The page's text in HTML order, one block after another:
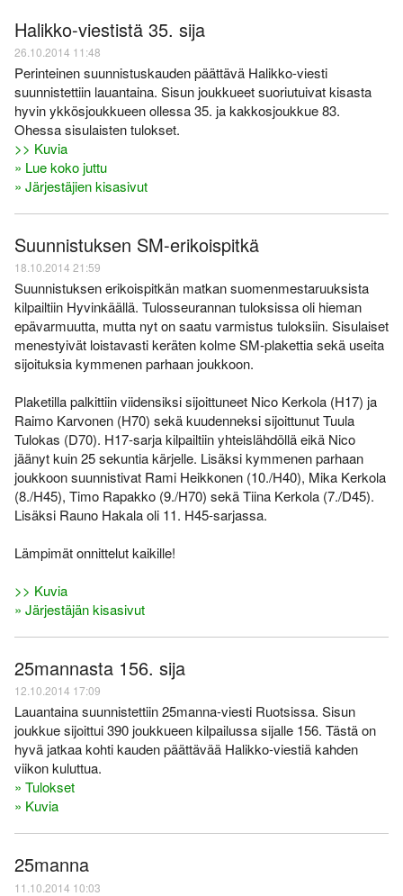
Halikko-viestistä 35. sija
26.10.2014 11:48
Perinteinen suunnistuskauden päättävä Halikko-viesti
suunnistettiin lauantaina. Sisun joukkueet suoriutuivat kisasta
hyvin ykkösjoukkueen ollessa 35. ja kakkosjoukkue 83.
Ohessa sisulaisten tulokset.
>> Kuvia
» Lue koko juttu
» Järjestäjien kisasivut
Suunnistuksen SM-erikoispitkä
18.10.2014 21:59
Suunnistuksen erikoispitkän matkan suomenmestaruuksista
kilpailtiin Hyvinkäällä. Tulosseurannan tuloksissa oli hieman
epävarmuutta, mutta nyt on saatu varmistus tuloksiin. Sisulaiset
menestyivät loistavasti keräten kolme SM-plakettia sekä useita
sijoituksia kymmenen parhaan joukkoon.
Plaketilla palkittiin viidensiksi sijoittuneet Nico Kerkola (H17) ja
Raimo Karvonen (H70) sekä kuudenneksi sijoittunut Tuula
Tulokas (D70). H17-sarja kilpailtiin yhteislähdöllä eikä Nico
jäänyt kuin 25 sekuntia kärjelle. Lisäksi kymmenen parhaan
joukkoon suunnistivat Rami Heikkonen (10./H40), Mika Kerkola
(8./H45), Timo Rapakko (9./H70) sekä Tiina Kerkola (7./D45).
Lisäksi Rauno Hakala oli 11. H45-sarjassa.
Lämpimät onnittelut kaikille!
>> Kuvia
» Järjestäjän kisasivut
25mannasta 156. sija
12.10.2014 17:09
Lauantaina suunnistettiin 25manna-viesti Ruotsissa. Sisun
joukkue sijoittui 390 joukkueen kilpailussa sijalle 156. Tästä on
hyvä jatkaa kohti kauden päättävää Halikko-viestiä kahden
viikon kuluttua.
» Tulokset
» Kuvia
25manna
11.10.2014 10:03